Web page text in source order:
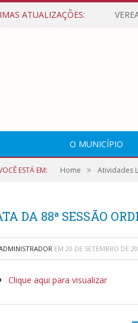
ATUALIZAÇÕES:
O MUNICÍPIO
ESTÁ EM: Home » Atividades
DA 88ª SESSÃO
EM 20 DE SETEMBRO DE
Clique aqui para visualizar